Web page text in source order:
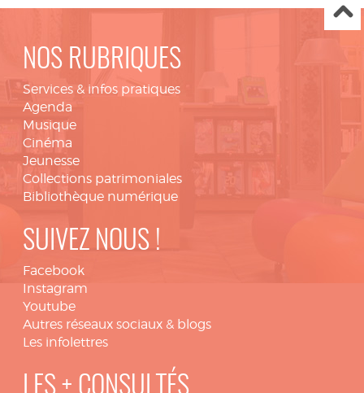
NOS RUBRIQUES
Services & infos pratiques
Agenda
Musique
Cinéma
Jeunesse
Collections patrimoniales
Bibliothèque numérique
SUIVEZ NOUS !
Facebook
Instagram
Youtube
Autres réseaux sociaux & blogs
Les infolettres